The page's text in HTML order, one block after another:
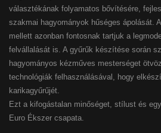
választékának folyamatos bővítésére,
szakmai hagyományok hűséges ápolását.
mellett azonban fontosnak tartjuk a
felvállalását is. A gyűrűk készítése során
hagyományos kézműves mesterséget
technológiák felhasználásával, hogy
karikagyűrűjét.
Ezt a kifogástalan minőséget, stílust és
Euro Ékszer csapata.